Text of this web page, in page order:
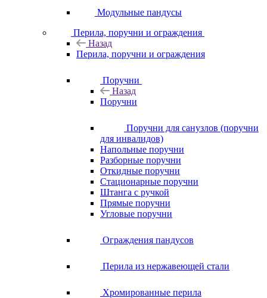
Модульные пандусы
Перила, поручни и ограждения
Назад
Перила, поручни и ограждения
Поручни
Назад
Поручни
Поручни для санузлов (поручни
для инвалидов)
Напольные поручни
Разборные поручни
Откидные поручни
Стационарные поручни
Штанга с ручкой
Прямые поручни
Угловые поручни
Ограждения пандусов
Перила из нержавеющей стали
Хромированные перила